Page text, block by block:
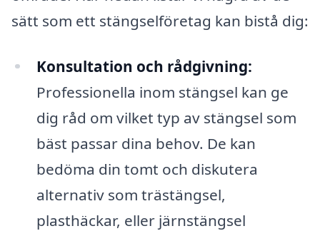
sätt som ett stängselföretag kan bistå dig:
Konsultation och rådgivning:
Professionella inom stängsel kan ge
dig råd om vilket typ av stängsel som
bäst passar dina behov. De kan
bedöma din tomt och diskutera
alternativ som trästängsel,
plasthäckar, eller järnstängsel